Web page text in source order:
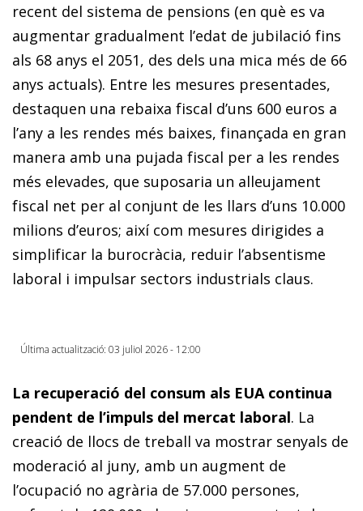
recent del sistema de pensions (en què es va
augmentar gradualment l’edat de jubilació fins
als 68 anys el 2051, des dels una mica més de 66
anys actuals). Entre les mesures presentades,
destaquen una rebaixa fiscal d’uns 600 euros a
l’any a les rendes més baixes, finançada en gran
manera amb una pujada fiscal per a les rendes
més elevades, que suposaria un alleujament
fiscal net per al conjunt de les llars d’uns 10.000
milions d’euros; així com mesures dirigides a
simplificar la burocràcia, reduir l’absentisme
laboral i impulsar sectors industrials claus.
Última actualització: 03 juliol 2026 - 12:00
La recuperació del consum als EUA continua
pendent de l’impuls del mercat laboral. La
creació de llocs de treball va mostrar senyals de
moderació al juny, amb un augment de
l’ocupació no agrària de 57.000 persones,